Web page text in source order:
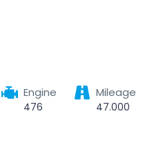
Engine
476
Mileage
47.000